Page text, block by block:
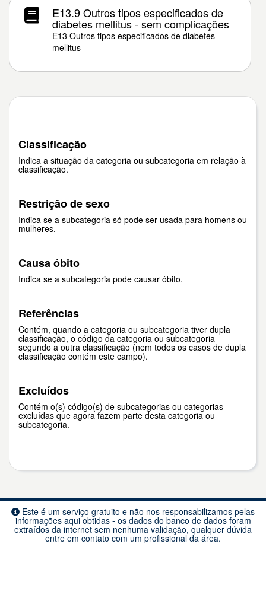
E13.9 Outros tipos especificados de
diabetes mellitus - sem complicações
E13 Outros tipos especificados de diabetes
mellitus
Classificação
Indica a situação da categoria ou subcategoria em relação à
classificação.
Restrição de sexo
Indica se a subcategoria só pode ser usada para homens ou
mulheres.
Causa óbito
Indica se a subcategoria pode causar óbito.
Referências
Contém, quando a categoria ou subcategoria tiver dupla
classificação, o código da categoria ou subcategoria
segundo a outra classificação (nem todos os casos de dupla
classificação contém este campo).
Excluídos
Contém o(s) código(s) de subcategorias ou categorias
excluídas que agora fazem parte desta categoria ou
subcategoria.
Este é um serviço gratuito e não nos responsabilizamos pelas
informações aqui obtidas - os dados do banco de dados foram
extraídos da internet sem nenhuma validação, qualquer dúvida
entre em contato com um profissional da área.